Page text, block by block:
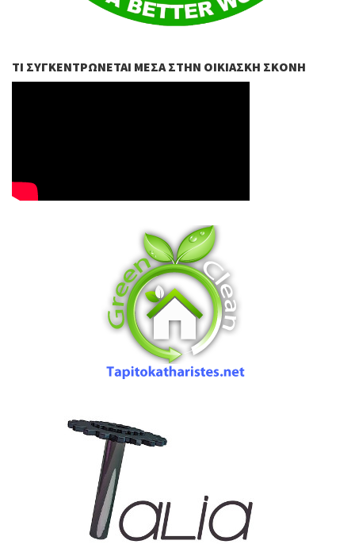
ΤΙ ΣΥΓΚΕΝΤΡΏΝΕΤΑΙ ΜΈΣΑ ΣΤΗΝ ΟΙΚΙΑΣΚΉ ΣΚΌΝΗ